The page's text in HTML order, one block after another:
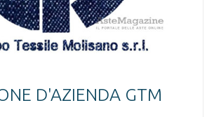
D'AZIENDA GTM